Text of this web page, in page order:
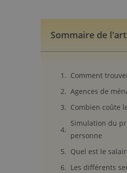
Sommaire de
Comment
Agences de
Combien coûte
Simulation du
personne
Quel est le
Les différents